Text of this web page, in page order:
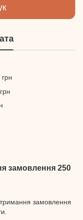
замовлення 250
замовлення